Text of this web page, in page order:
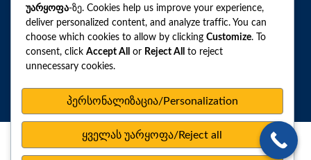
როგორ მოვემზადოთ ტესტების ჩასაბარებლად
ლაბორატორიული ცენტრები
სარედაქციო პოლიტიკა
პერსონალურ მონაცემთა დაცვა
უარყოფა-ზე. Cookies help us improve your experience,
deliver personalized content, and analyze traffic. You can
choose which cookies to allow by clicking Customize. To
consent, click Accept All or Reject All
to reject
unnecessary cookies.
პერსონალიზაცია/Personalization
ყველას უარყოფა/Reject all